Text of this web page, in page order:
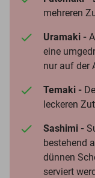
mehreren
Uramaki -
eine
nur auf der
Temaki -
leckeren
Sashimi -
bestehend
dünnen
serviert